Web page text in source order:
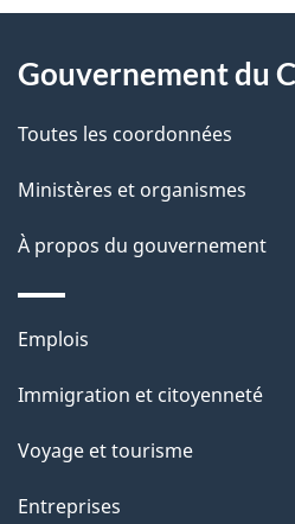
s
l
a
p
g
e
o
t
e
r
é
t
r
a
c
i
o
propos
de
ce
site
Gouvernement du
Toutes les coordonnées
Ministères et organismes
À propos du gouvernement
Thèmes
sujets
Emplois
Immigration et citoyenneté
Voyage et tourisme
Entreprises